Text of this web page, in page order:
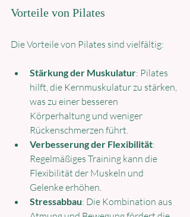
Vorteile von Pilates
Die Vorteile von Pilates sind vielfältig:
Stärkung der Muskulatur: Pilates
hilft, die Kernmuskulatur zu stärken,
was zu einer besseren
Körperhaltung und weniger
Rückenschmerzen führt.
Verbesserung der Flexibilität:
Regelmäßiges Training kann die
Flexibilität der Muskeln und
Gelenke erhöhen.
Stressabbau: Die Kombination aus